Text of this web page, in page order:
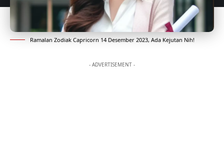
Ramalan Zodiak Capricorn 14 Desember 2023, Ada Kejutan Nih!
- ADVERTISEMENT -